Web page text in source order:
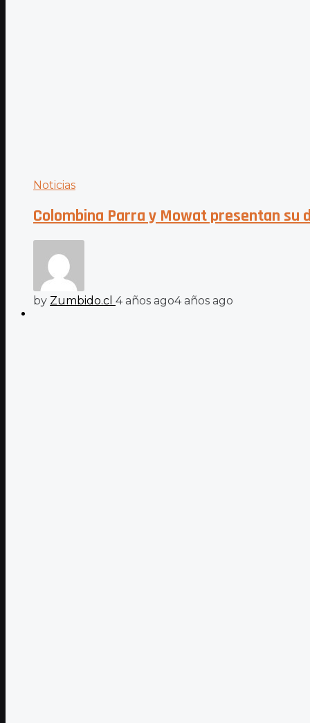
Noticias
Colombina Parra y Mowat presentan su
by Zumbido.cl 4 años ago4 años ago